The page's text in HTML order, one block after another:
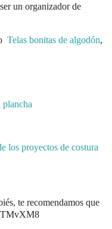
un organizador de
Telas bonitas de algodón,
plancha
los proyectos de costura
te recomendamos que